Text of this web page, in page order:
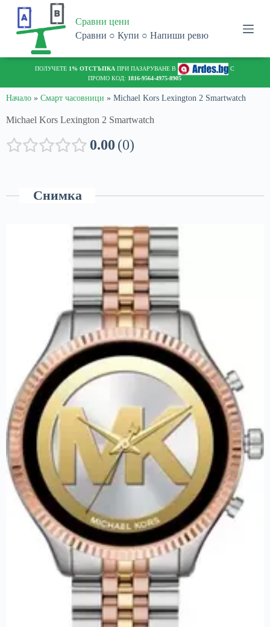
o
n
e
t
Сравни цени
Сравни ○ Купи ○ Напиши ревю
ПОЛУЧЕТЕ 1% ОТСТЪПКА ПРИ ПАЗАРУВАНЕ В
С
ПРОМО КОД: 1816-9564-4975-8905
Начало » Смарт часовници » Michael Kors Lexington 2 Smartwatch
Michael Kors Lexington 2 Smartwatch
0.00 0
Снимка